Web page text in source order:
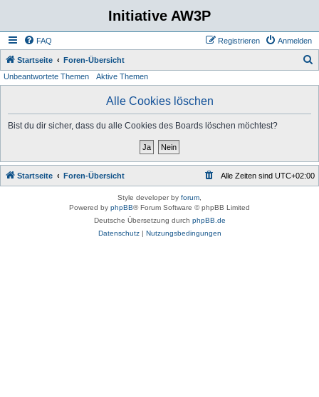
Initiative AW3P
FAQ Anmelden
Registrieren
Startseite Foren-Übersicht
Unbeantwortete Themen Aktive Themen
Alle Cookies löschen
Bist du dir sicher, dass du alle Cookies des Boards löschen möchtest?
Startseite Foren-Übersicht Alle Zeiten sind UTC+02:00
Style developer by forum
Powered by phpBB® Forum Software © phpBB Limited
Deutsche Übersetzung durch phpBB.de
Datenschutz| Nutzungsbedingungen